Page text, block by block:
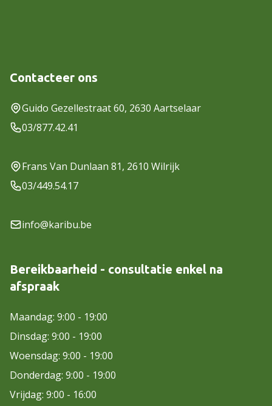
Contacteer ons
Guido Gezellestraat 60, 2630 Aartselaar
03/877.42.41
Frans Van Dunlaan 81, 2610 Wilrijk
03/449.54.17
info@karibu.be
Bereikbaarheid - consultatie enkel na
afspraak
Maandag: 9:00 - 19:00
Dinsdag: 9:00 - 19:00
Woensdag: 9:00 - 19:00
Donderdag: 9:00 - 19:00
Vrijdag: 9:00 - 16:00